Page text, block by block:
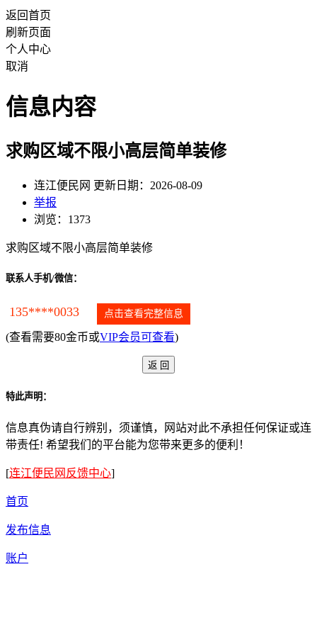
返回首页
刷新页面
个人中心
取消
信息内容
求购区域不限小高层简单装修
连江便民网 更新日期：2026-08-09
举报
浏览：1373
求购区域不限小高层简单装修
联系人手机/微信：
135****0033 点击查看完整信息
(查看需要80金币或VIP会员可查看)
特此声明：
信息真伪请自行辨别，须谨慎，网站对此不承担任何保证或连
带责任! 希望我们的平台能为您带来更多的便利！
[连江便民网反馈中心]
首页
发布信息
账户